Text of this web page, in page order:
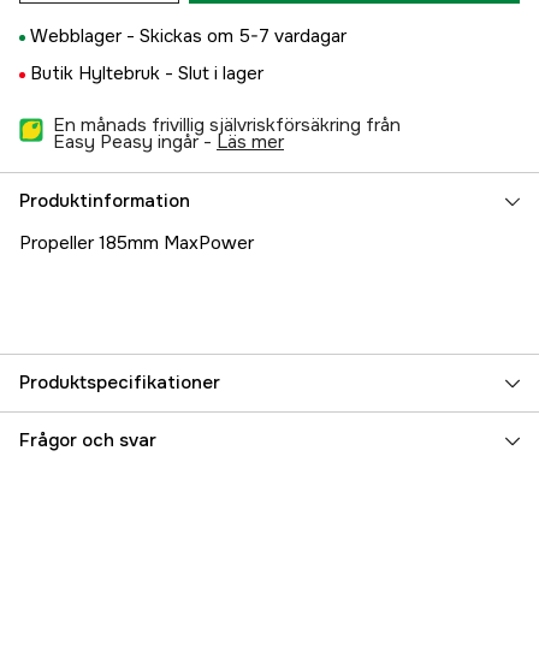
Webblager - Skickas om 5-7 vardagar
Butik Hyltebruk - Slut i lager
En månads frivillig självriskförsäkring från
Easy Peasy ingår - läs mer
Produktinformation
Propeller 185mm MaxPower
Produktspecifikationer
Referensnummer 5000021288
Frågor och svar